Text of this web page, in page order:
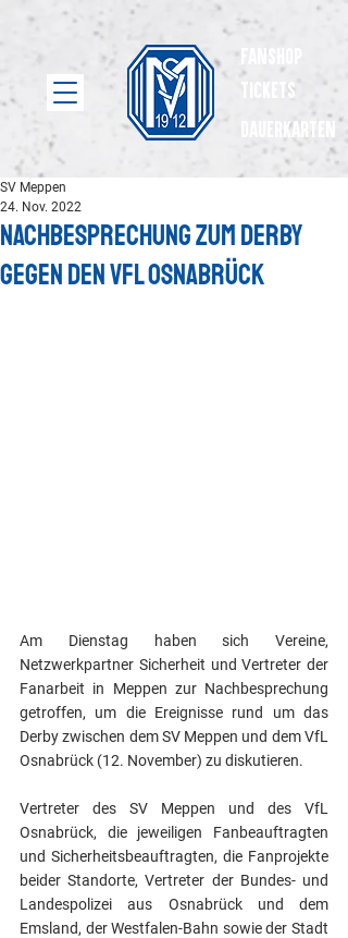
Fanshop
Tickets
dauerkarten
Nachbesprechung zum Derby
gegen den VfL Osnabrück
SV Meppen
24. Nov. 2022
Am Dienstag haben sich Vereine,
Netzwerkpartner Sicherheit und Vertreter der
Fanarbeit in Meppen zur Nachbesprechung
getroffen, um die Ereignisse rund um das
Derby zwischen dem SV Meppen und dem VfL
Osnabrück (12. November) zu diskutieren.
Vertreter des SV Meppen und des VfL
Osnabrück, die jeweiligen Fanbeauftragten
und Sicherheitsbeauftragten, die Fanprojekte
beider Standorte, Vertreter der Bundes- und
Landespolizei aus Osnabrück und dem
Emsland, der Westfalen-Bahn sowie der Stadt